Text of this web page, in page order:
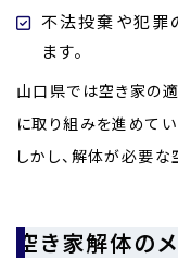
不法投棄や犯罪
ます。
山口県では空き家の
に取り組みを進めてい
しかし、解体が必要な
空き家解体の